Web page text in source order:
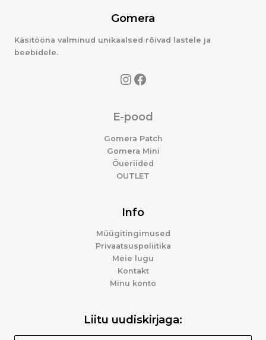
Gomera
Käsitööna valminud unikaalsed rõivad lastele ja
beebidele.
E-pood
Gomera Patch
Gomera Mini
Õueriided
OUTLET
Info
Müügitingimused
Privaatsuspoliitika
Meie lugu
Kontakt
Minu konto
Liitu uudiskirjaga: